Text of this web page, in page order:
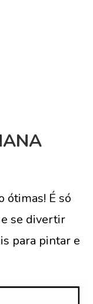
ótimas! É só
se divertir
para pintar e